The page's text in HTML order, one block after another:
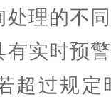
理的不
有实时预
超过规定